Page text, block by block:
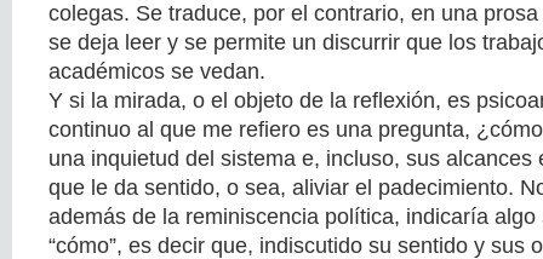
colegas. Se traduce, por el contrario, en una
se deja leer y se permite un discurrir que los
académicos se vedan.
Y si la mirada, o el objeto de la reflexión, es
continuo al que me refiero es una pregunta,
una inquietud del sistema e, incluso, sus alcances
que le da sentido, o sea, aliviar el padecimiento.
además de la reminiscencia política, indicaría algo
“cómo”, es decir que, indiscutido su sentido y sus